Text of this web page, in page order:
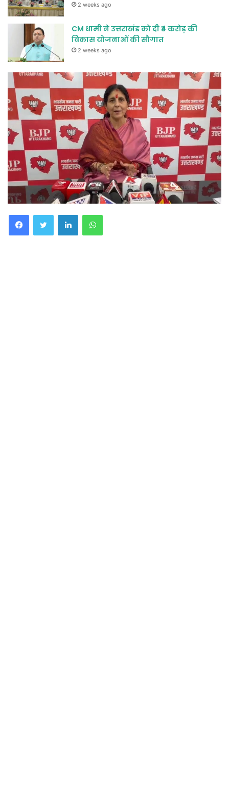
FacebookTwitter LinkedInWhatsApp
2 weeks ago
CM धामी ने उत्तराखंड को दी ₹4 करोड़ की
विकास योजनाओं की सौगात
2 weeks ago